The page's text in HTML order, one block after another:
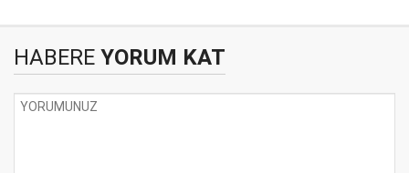
HABERE YORUM KAT